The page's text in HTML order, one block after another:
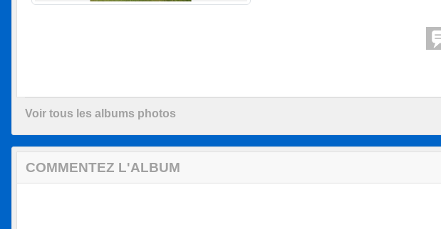
Voir tous les albums photos
COMMENTEZ L'ALBUM